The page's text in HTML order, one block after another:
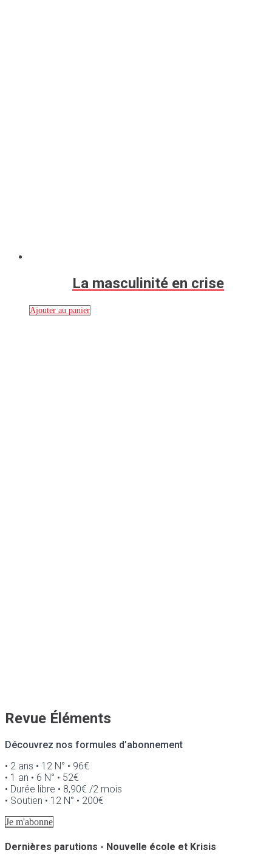
La masculinité en crise
Ajouter au panier
Revue Éléments
Découvrez nos formules d’abonnement
• 2 ans • 12 N° • 96€
• 1 an • 6 N° • 52€
• Durée libre • 8,90€ /2 mois
• Soutien • 12 N° • 200€
Je m'abonne
Dernières parutions - Nouvelle école et Krisis